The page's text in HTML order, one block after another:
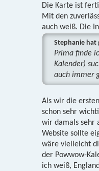
Die Karte ist
Mit den
auch weiß. Die
Stephanie hat
Prima finde
Kalender)
auch immer
Als wir die
schon sehr
wir damals sehr
Website sollte
wäre vielleicht
der Powwow-
ich weiß,